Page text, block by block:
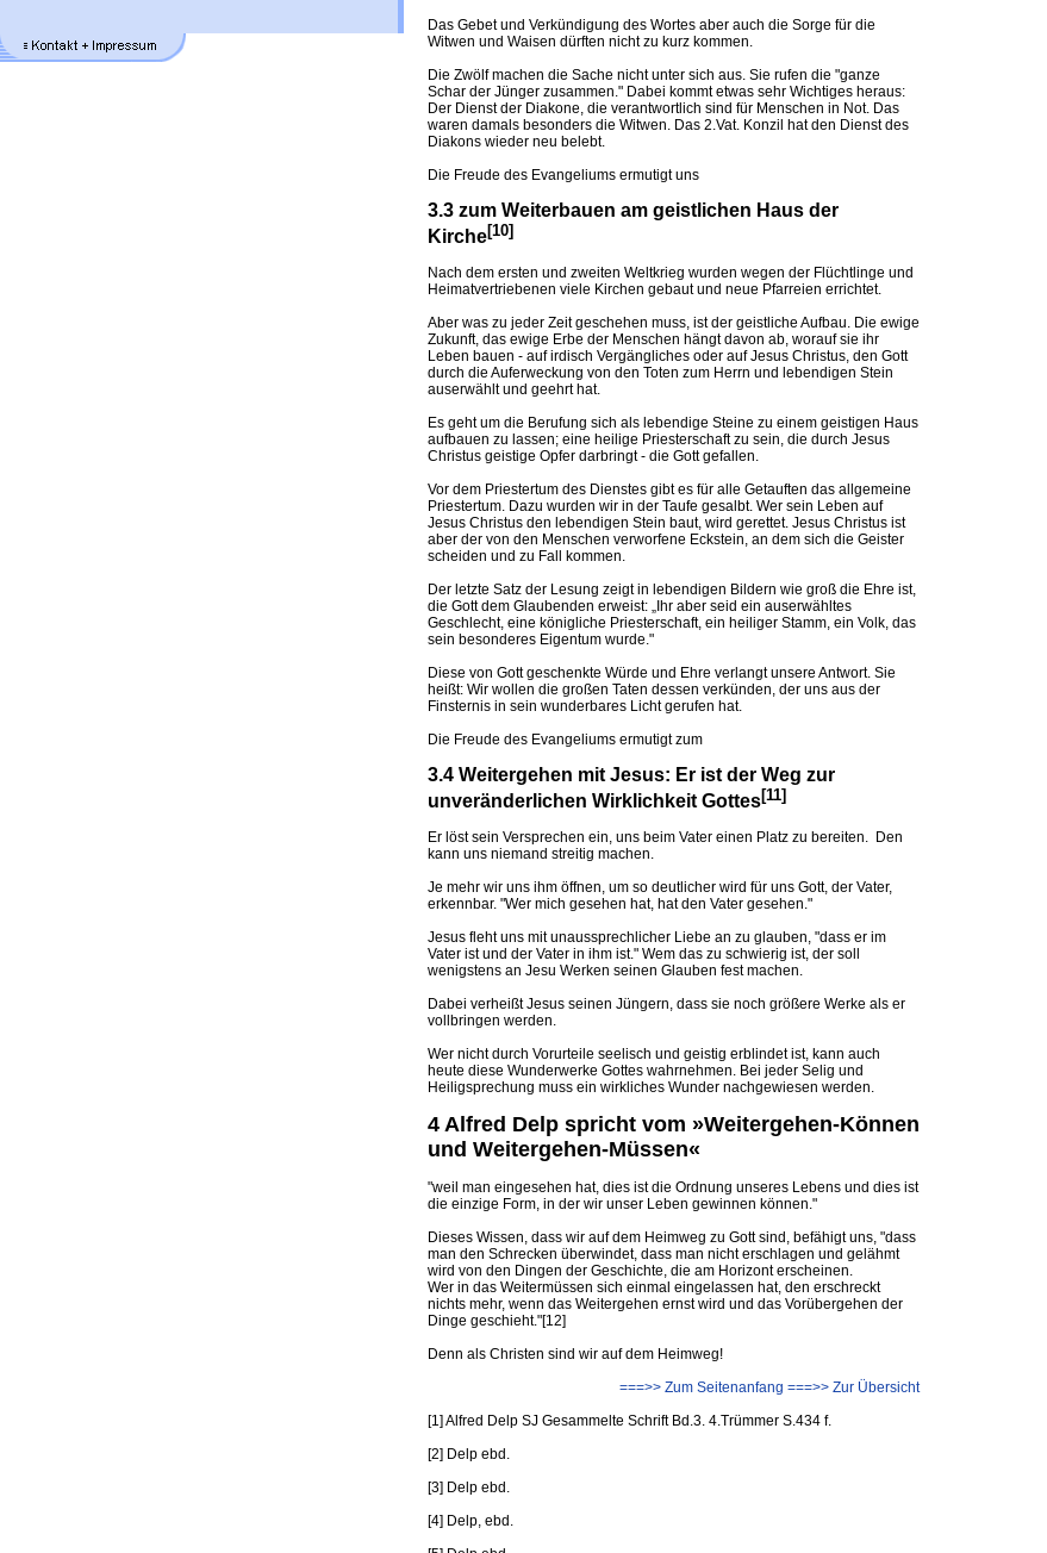
Das Gebet und Verkündigung des Wortes aber auch die Sorge für die
Witwen und Waisen dürften nicht zu kurz kommen.
Die Zwölf machen die Sache nicht unter sich aus. Sie rufen die "ganze
Schar der Jünger zusammen." Dabei kommt etwas sehr Wichtiges heraus:
Der Dienst der Diakone, die verantwortlich sind für Menschen in Not. Das
waren damals besonders die Witwen. Das 2.Vat. Konzil hat den Dienst des
Diakons wieder neu belebt.
Die Freude des Evangeliums ermutigt uns
3.3 zum Weiterbauen am geistlichen Haus der
Kirche[10]
Nach dem ersten und zweiten Weltkrieg wurden wegen der Flüchtlinge und
Heimatvertriebenen viele Kirchen gebaut und neue Pfarreien errichtet.
Aber was zu jeder Zeit geschehen muss, ist der geistliche Aufbau. Die ewige
Zukunft, das ewige Erbe der Menschen hängt davon ab, worauf sie ihr
Leben bauen - auf irdisch Vergängliches oder auf Jesus Christus, den Gott
durch die Auferweckung von den Toten zum Herrn und lebendigen Stein
auserwählt und geehrt hat.
Es geht um die Berufung sich als lebendige Steine zu einem geistigen Haus
aufbauen zu lassen; eine heilige Priesterschaft zu sein, die durch Jesus
Christus geistige Opfer darbringt - die Gott gefallen.
Vor dem Priestertum des Dienstes gibt es für alle Getauften das allgemeine
Priestertum. Dazu wurden wir in der Taufe gesalbt. Wer sein Leben auf
Jesus Christus den lebendigen Stein baut, wird gerettet. Jesus Christus ist
aber der von den Menschen verworfene Eckstein, an dem sich die Geister
scheiden und zu Fall kommen.
Der letzte Satz der Lesung zeigt in lebendigen Bildern wie groß die Ehre ist,
die Gott dem Glaubenden erweist: „Ihr aber seid ein auserwähltes
Geschlecht, eine königliche Priesterschaft, ein heiliger Stamm, ein Volk, das
sein besonderes Eigentum wurde."
Diese von Gott geschenkte Würde und Ehre verlangt unsere Antwort. Sie
heißt: Wir wollen die großen Taten dessen verkünden, der uns aus der
Finsternis in sein wunderbares Licht gerufen hat.
Die Freude des Evangeliums ermutigt zum
3.4 Weitergehen mit Jesus: Er ist der Weg zur
unveränderlichen Wirklichkeit Gottes[11]
Er löst sein Versprechen ein, uns beim Vater einen Platz zu bereiten. Den
kann uns niemand streitig machen.
Je mehr wir uns ihm öffnen, um so deutlicher wird für uns Gott, der Vater,
erkennbar. "Wer mich gesehen hat, hat den Vater gesehen."
Jesus fleht uns mit unaussprechlicher Liebe an zu glauben, "dass er im
Vater ist und der Vater in ihm ist." Wem das zu schwierig ist, der soll
wenigstens an Jesu Werken seinen Glauben fest machen.
Dabei verheißt Jesus seinen Jüngern, dass sie noch größere Werke als er
vollbringen werden.
Wer nicht durch Vorurteile seelisch und geistig erblindet ist, kann auch
heute diese Wunderwerke Gottes wahrnehmen. Bei jeder Selig und
Heiligsprechung muss ein wirkliches Wunder nachgewiesen werden.
4 Alfred Delp spricht vom »Weitergehen-Können
und Weitergehen-Müssen«
"weil man eingesehen hat, dies ist die Ordnung unseres Lebens und dies ist
die einzige Form, in der wir unser Leben gewinnen können."
Dieses Wissen, dass wir auf dem Heimweg zu Gott sind, befähigt uns, "dass
man den Schrecken überwindet, dass man nicht erschlagen und gelähmt
wird von den Dingen der Geschichte, die am Horizont erscheinen.
Wer in das Weitermüssen sich einmal eingelassen hat, den erschreckt
nichts mehr, wenn das Weitergehen ernst wird und das Vorübergehen der
Dinge geschieht."[12]
Denn als Christen sind wir auf dem Heimweg!
===>> Zum Seitenanfang ===>> Zur Übersicht
[1] Alfred Delp SJ Gesammelte Schrift Bd.3. 4.Trümmer S.434 f.
[2] Delp ebd.
[3] Delp ebd.
[4] Delp, ebd.